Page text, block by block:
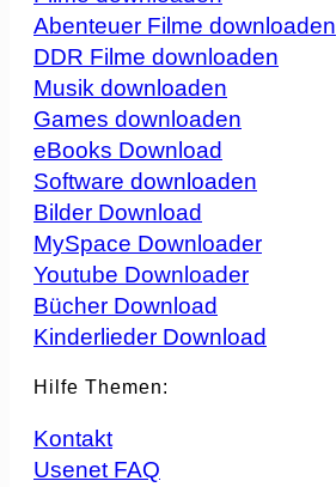
Abenteuer Filme downloaden
DDR Filme downloaden
Musik downloaden
Games downloaden
eBooks Download
Software downloaden
Bilder Download
MySpace Downloader
Youtube Downloader
Bücher Download
Kinderlieder Download
Hilfe Themen:
Kontakt
Usenet FAQ